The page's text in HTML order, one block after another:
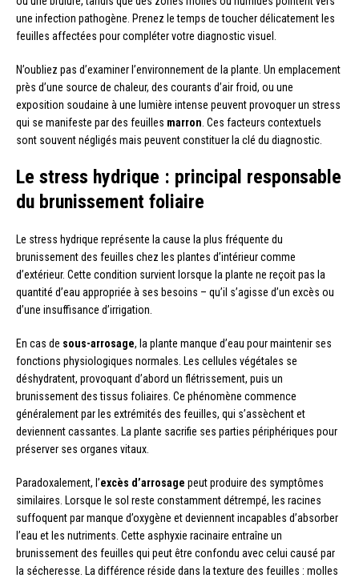
une infection pathogène. Prenez le temps de toucher délicatement les
feuilles affectées pour compléter votre diagnostic visuel.
N’oubliez pas d’examiner l’environnement de la plante. Un emplacement
près d’une source de chaleur, des courants d’air froid, ou une
exposition soudaine à une lumière intense peuvent provoquer un stress
qui se manifeste par des feuilles marron . Ces facteurs contextuels
sont souvent négligés mais peuvent constituer la clé du diagnostic.
Le stress hydrique : principal responsable
du brunissement foliaire
Le stress hydrique représente la cause la plus fréquente du
brunissement des feuilles chez les plantes d’intérieur comme
d’extérieur. Cette condition survient lorsque la plante ne reçoit pas la
quantité d’eau appropriée à ses besoins – qu’il s’agisse d’un excès ou
d’une insuffisance d’irrigation.
En cas de sous-arrosage, la plante manque d’eau pour maintenir ses
fonctions physiologiques normales. Les cellules végétales se
déshydratent, provoquant d’abord un flétrissement, puis un
brunissement des tissus foliaires. Ce phénomène commence
généralement par les extrémités des feuilles, qui s’assèchent et
deviennent cassantes. La plante sacrifie ses parties périphériques pour
préserver ses organes vitaux.
Paradoxalement, l’excès d’arrosage peut produire des symptômes
similaires. Lorsque le sol reste constamment détrempé, les racines
suffoquent par manque d’oxygène et deviennent incapables d’absorber
l’eau et les nutriments. Cette asphyxie racinaire entraîne un
brunissement des feuilles qui peut être confondu avec celui causé par
la sécheresse. La différence réside dans la texture des feuilles : molles